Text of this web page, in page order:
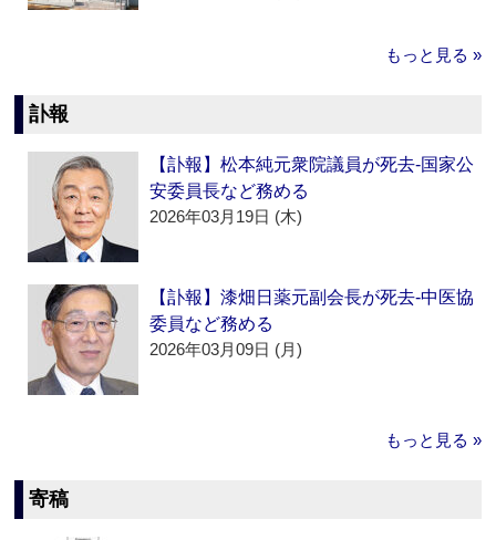
もっと見る »
訃報
【訃報】松本純元衆院議員が死去‐国家公
安委員長など務める
2026年03月19日 (木)
【訃報】漆畑日薬元副会長が死去‐中医協
委員など務める
2026年03月09日 (月)
もっと見る »
寄稿